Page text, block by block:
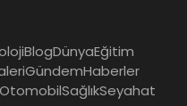
BlogDünyaEğitim
GündemHaberler
OtomobilSağlıkSeyahat